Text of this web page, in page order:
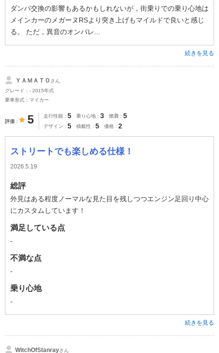
ダンパ交換の影響もあるかもしれないが，街乗りでの乗り心地は
メインカーのメガーヌRSより突き上げもマイルドで良いと感じ
る。 ただ，異音のオンパレ...
続きを見る
ＹＡＭＡＴＯ さん
グレード：- 2015年式
乗車形式：マイカー
評価 5 走行性能 5 乗り心地 3 燃費 5
デザイン 5 積載性 5 価格 2
ストリートでも楽しめる仕様！
2026.5.19
総評
外見はある程度ノーマルな見た目を残しつつエンジン足回り中心
にカスタムしています！
満足している点
-
不満な点
-
乗り心地
-
続きを見る
WitchOfStanrayさん